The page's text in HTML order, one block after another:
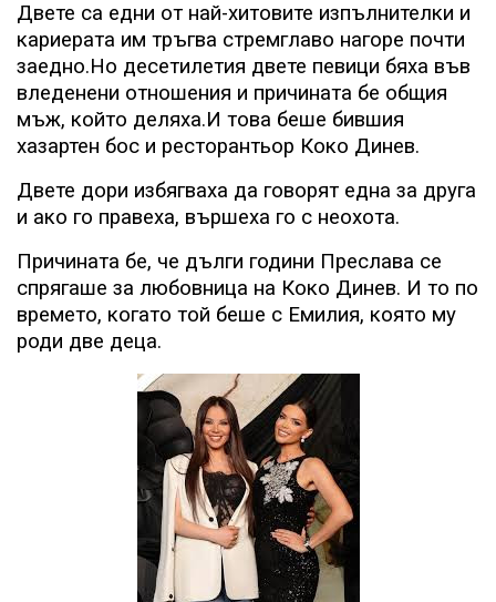
Двете са едни от най-хитовите изпълнителки и
кариерата им тръгва стремглаво нагоре почти
заедно.Но десетилетия двете певици бяха във
вледенени отношения и причината бе общия
мъж, който деляха.И това беше бившия
хазартен бос и ресторантьор Коко Динев.
Двете дори избягваха да говорят една за друга
и ако го правеха, вършеха го с неохота.
Причината бе, че дълги години Преслава се
спрягаше за любовница на Коко Динев. И то по
времето, когато той беше с Емилия, която му
роди две деца.